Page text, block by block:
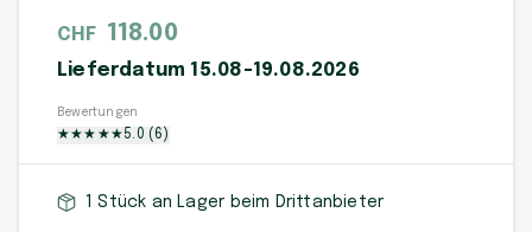
CHF 118.00
Lieferdatum 15.08-19.08.2026
Bewertungen
★★★ ★★5.0 (6 )
1 Stück an Lager beim Drittanbieter